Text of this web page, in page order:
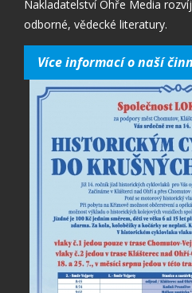
Nakladatelství Ohře Media
odborné, vědecké literatury.
Více informací o naší